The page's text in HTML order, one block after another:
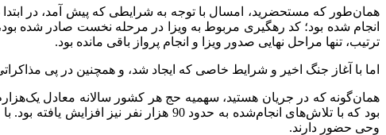
انجام شده بود؛ کد رهگیری مربوط به ویزا در مرحله نخست صادر شده
ترتیب، تنها مراحل نهایی صدور ویزا و انجام پرواز باقی مانده بود.
اما با آغاز جنگ اخیر و شرایط خاصی که ایجاد شد، و همچنین در پی
وحی حضور دارند.